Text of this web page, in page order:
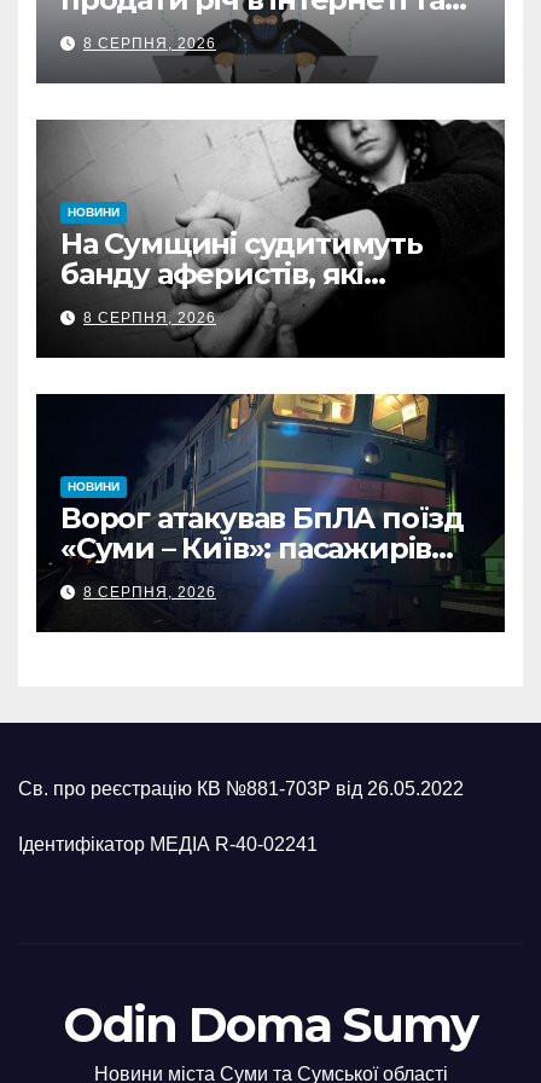
втратив 39,2 тис. грн з
карток матері
8 СЕРПНЯ, 2026
НОВИНИ
На Сумщині судитимуть
банду аферистів, які
виманили у військових
понад 1 млн грн
8 СЕРПНЯ, 2026
НОВИНИ
Ворог атакував БпЛА поїзд
«Суми – Київ»: пасажирів
встигли евакуювати
8 СЕРПНЯ, 2026
Св. про реєстрацію КВ №881-703Р від 26.05.2022
Ідентифікатор МЕДІА R-40-02241
Odin Doma Sumy
Новини міста Суми та Сумської області